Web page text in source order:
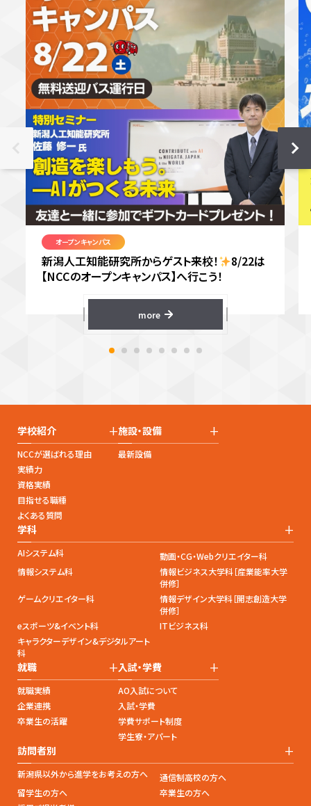
オープンキャンパス
新潟人工知能研究所からゲスト来校！
8/22は
【NCCのオープンキャンパス】へ行こう！
more
学校紹介 +
NCCが選ばれる理由
実績力
資格実績
目指せる職種
よくある質問
施設・設備 +
最新設備
学科 +
AIシステム科
動画・CG・Webクリエイター科
情報システム科
情報ビジネス大学科［産業能率大学
併修］
ゲームクリエイター科
情報デザイン大学科［開志創造大学
併修］
eスポーツ&イベント科
ITビジネス科
キャラクターデザイン&デジタルアート
科
就職 +
就職実績
企業連携
卒業生の活躍
入試・学費 +
AO入試について
入試・学費
学費サポート制度
学生寮・アパート
訪問者別 +
新潟県以外から進学をお考えの方へ
通信制高校の方へ
留学生の方へ
卒業生の方へ